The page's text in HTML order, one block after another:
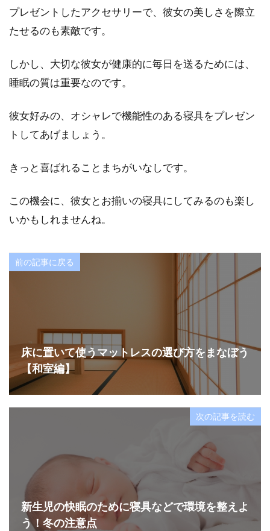
プレゼントしたアクセサリーで、彼女の美しさを際立
たせるのも素敵です。
しかし、大切な彼女が健康的に毎日を送るためには、
睡眠の質は重要なのです。
彼女好みの、オシャレで機能性のある寝具をプレゼン
トしてあげましょう。
きっと喜ばれることまちがいなしです。
この機会に、彼女とお揃いの寝具にしてみるのも楽し
いかもしれませんね。
前の記事に戻る
床に置いて使うマットレスの選び方をまなぼう
【和室編】
次の記事を読む
新生児の快眠のために寝具などで環境を整えよ
う！冬の注意点